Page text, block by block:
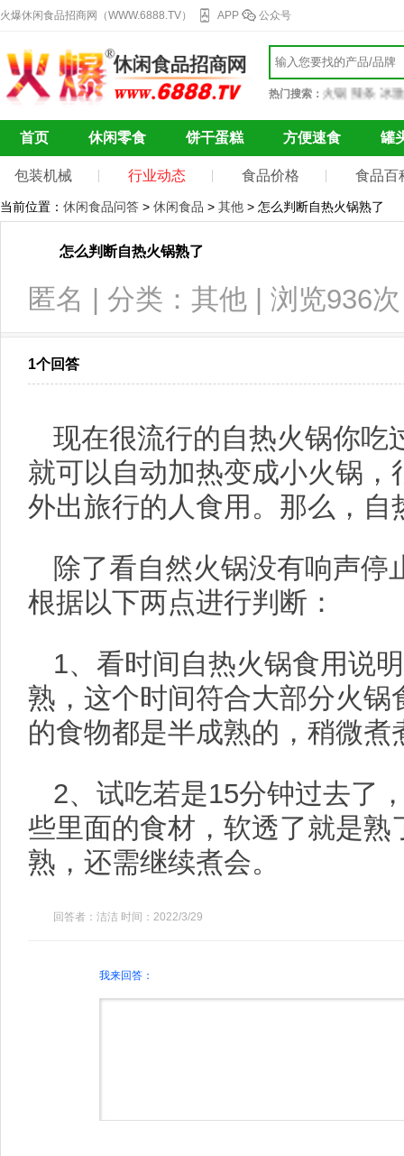
火爆休闲食品招商网（WWW.6888.TV） APP 公众号
热门搜索：
巧克力 果干蜜饯 自热火锅 辣条 冰激凌
首页 休闲零食 饼干蛋糕 方便速食 罐
包装机械 行业动态 食品价格 食品百
当前位置： 休闲食品问答 > 休闲食品 > 其他 > 怎么判断自热火锅熟了
怎么判断自热火锅熟了
匿名 | 分类：其他 | 浏览936次
1个回答
现在很流行的自热火锅你吃
就可以自动加热变成小火锅
外出旅行的人食用。那么，
除了看自然火锅没有响声停
根据以下两点进行判断：
1、看时间自热火锅食用说
熟，这个时间符合大部分火
的食物都是半成熟的，稍微煮
2、试吃若是15分钟过去了
些里面的食材，软透了就是
熟，还需继续煮会。
回答者：洁洁 时间：2022/3/29
我来回答：